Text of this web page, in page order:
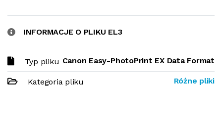
INFORMACJE O PLIKU EL3
Typ pliku Canon Easy-PhotoPrint EX Data Format
Kategoria pliku Różne pliki